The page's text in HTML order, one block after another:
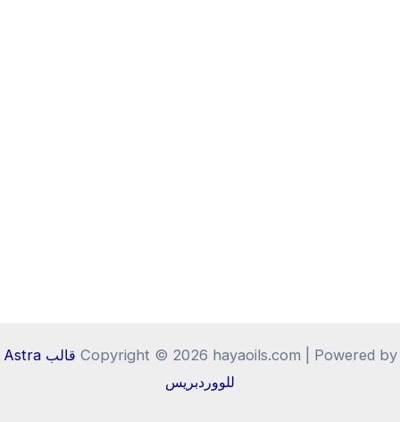
Copyright © 2026 hayaoils.com | Powered by
قالب Astra
للووردبريس